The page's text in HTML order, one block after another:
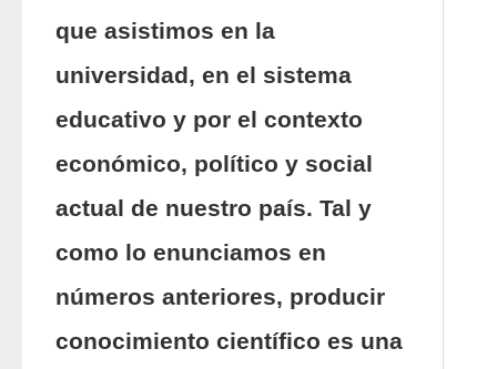
que asistimos en la
universidad, en el sistema
educativo y por el contexto
económico, político y social
actual de nuestro país. Tal y
como lo enunciamos en
números anteriores, producir
conocimiento científico es una